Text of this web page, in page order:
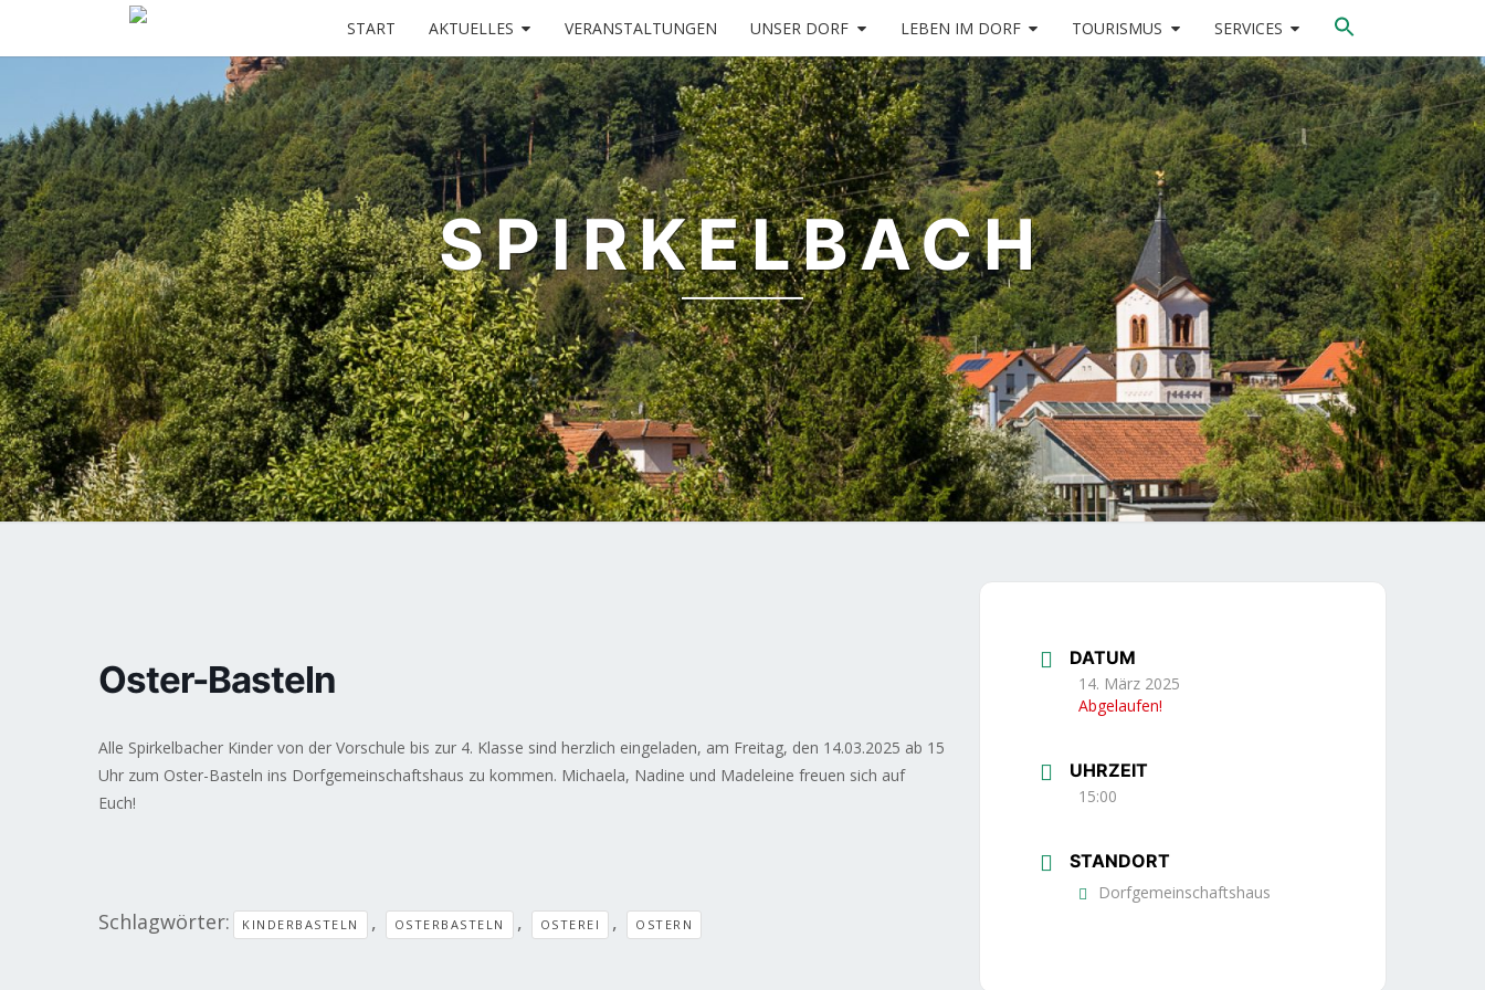
START AKTUELLES VERANSTALTUNGEN UNSER DORF LEBEN IM DORF TOURISMUS SERVICES
SPIRKELBACH
Oster-Basteln
Alle Spirkelbacher Kinder von der Vorschule bis zur 4. Klasse sind herzlich eingeladen, am Freitag, den 14.03.2025 ab 15
Uhr zum Oster-Basteln ins Dorfgemeinschaftshaus zu kommen. Michaela, Nadine und Madeleine freuen sich auf
Euch!
Schlagwörter: KINDERBASTELN , OSTERBASTELN , OSTEREI , OSTERN
DATUM
14. März 2025
Abgelaufen!
UHRZEIT
15:00
STANDORT
Dorfgemeinschaftshaus